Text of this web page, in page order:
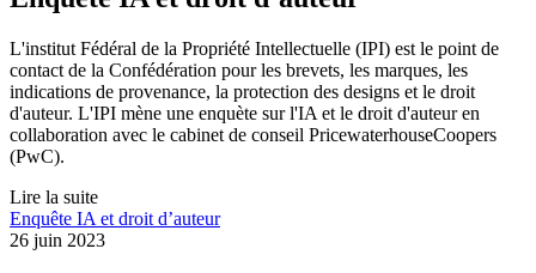
L'institut Fédéral de la Propriété Intellectuelle (IPI) est le point de
contact de la Confédération pour les brevets, les marques, les
indications de provenance, la protection des designs et le droit
d'auteur. L'IPI mène une enquète sur l'IA et le droit d'auteur en
collaboration avec le cabinet de conseil PricewaterhouseCoopers
(PwC).
Lire la suite
Enquête IA et droit d’auteur
26 juin 2023